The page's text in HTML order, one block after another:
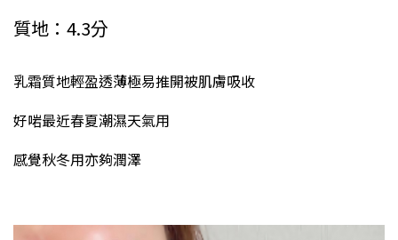
質地：4.3分
乳霜質地輕盈透薄極易推開被肌膚吸收
好啱最近春夏潮濕天氣用
感覺秋冬用亦夠潤澤